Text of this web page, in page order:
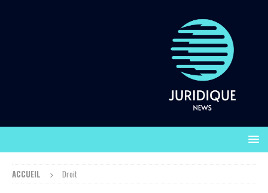
ACCUEIL Droit